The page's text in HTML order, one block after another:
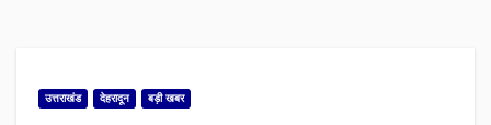
उत्तराखंड देहरादून बड़ी खबर